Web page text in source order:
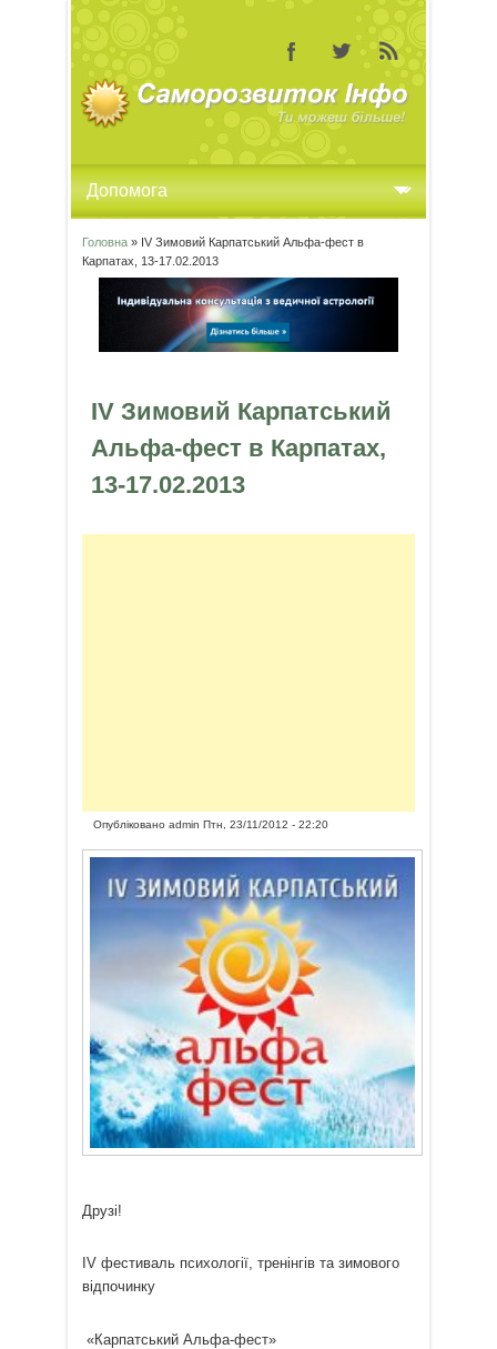
Ви є тут
Головна» IV Зимовий Карпатський Альфа-фест в
Карпатах, 13-17.02.2013
IV Зимовий Карпатський
Альфа-фест в Карпатах,
13-17.02.2013
Опублікованоadmin Птн, 23/11/2012 - 22:20
Друзі!
IV фестиваль психології, тренінгів та зимового
відпочинку
«Карпатський Альфа-фест»